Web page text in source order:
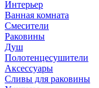
Интерьер
Ванная комната
Смесители
Раковины
Душ
Полотенцесушители
Аксессуары
Сливы для раковины